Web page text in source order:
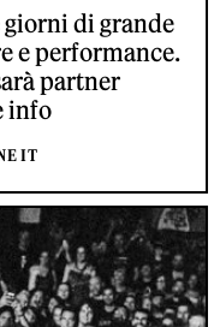
di grande
e performance.
partner
info
IT